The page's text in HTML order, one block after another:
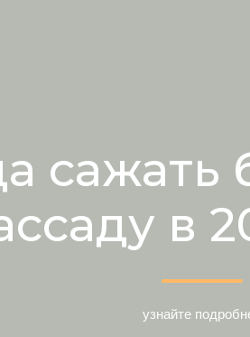
сажать
в
узнайте